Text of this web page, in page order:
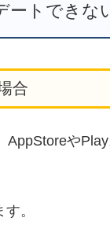
トできな
合
や
。